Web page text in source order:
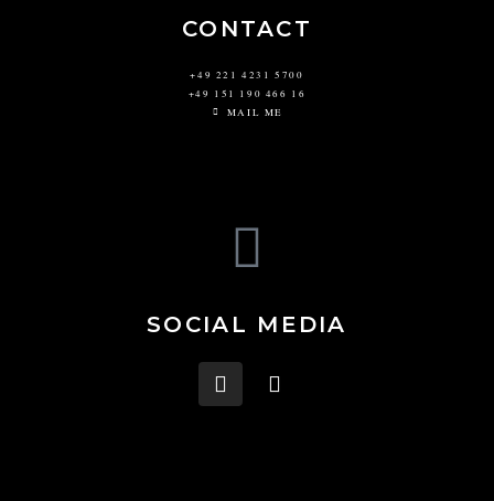
CONTACT
+49 221 4231 5700
+49 151 190 466 16
MAIL ME
SOCIAL MEDIA